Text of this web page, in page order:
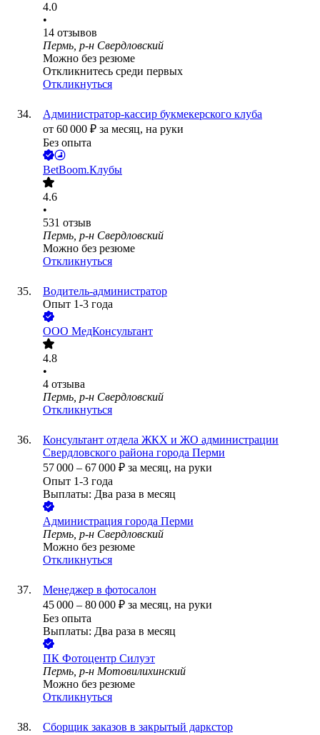
4.0
•
14 отзывов
Пермь, р-н Свердловский
Можно без резюме
Откликнитесь среди первых
Откликнуться
Администратор-кассир букмекерского клуба
от 60 000 ₽ за месяц, на руки
Без опыта
BetBoom.Клубы
4.6
•
531 отзыв
Пермь, р-н Свердловский
Можно без резюме
Откликнуться
Водитель-администратор
Опыт 1-3 года
ООО МедКонсультант
4.8
•
4 отзыва
Пермь, р-н Свердловский
Откликнуться
Консультант отдела ЖКХ и ЖО администрации
Свердловского района города Перми
57 000 – 67 000 ₽ за месяц, на руки
Опыт 1-3 года
Выплаты: Два раза в месяц
Администрация города Перми
Пермь, р-н Свердловский
Можно без резюме
Откликнуться
Менеджер в фотосалон
45 000 – 80 000 ₽ за месяц, на руки
Без опыта
Выплаты: Два раза в месяц
ПК Фотоцентр Силуэт
Пермь, р-н Мотовилихинский
Можно без резюме
Откликнуться
Сборщик заказов в закрытый даркстор